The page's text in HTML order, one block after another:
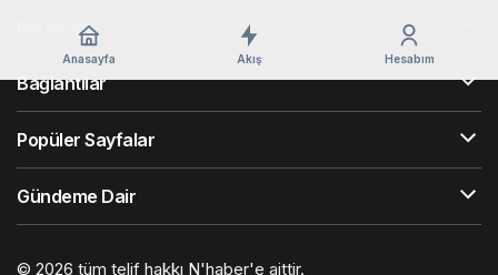
Anasayfa Akış Hesabım
Kurumsal
Bağlantılar
Popüler Sayfalar
Gündeme Dair
© 2026 tüm telif hakkı N'haber'e aittir.